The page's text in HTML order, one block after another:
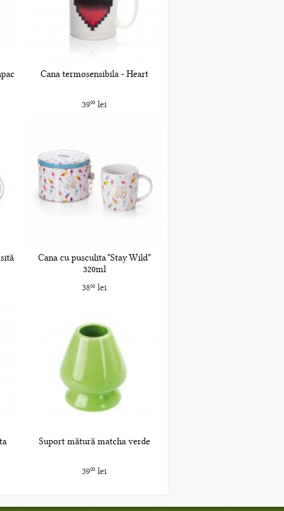
Cana termosensibila - Heart
3900lei
Cana cu pusculita "Stay Wild"
320ml
3800lei
Suport mătură matcha verde
3900lei